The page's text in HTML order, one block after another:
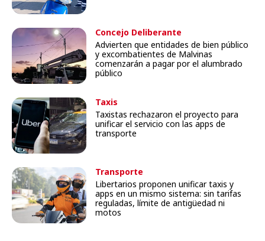
Concejo Deliberante
Advierten que entidades de bien público
y excombatientes de Malvinas
comenzarán a pagar por el alumbrado
público
Taxis
Taxistas rechazaron el proyecto para
unificar el servicio con las apps de
transporte
Transporte
Libertarios proponen unificar taxis y
apps en un mismo sistema: sin tarifas
reguladas, límite de antigüedad ni
motos